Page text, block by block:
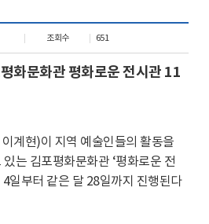
조회수 651
화문화관 평화로운 전시관 11
계현)이 지역 예술인들의 활동을
는 김포평화문화관 ‘평화로운 전
일부터 같은 달 28일까지 진행된다